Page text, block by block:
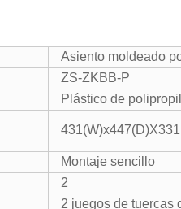
Asiento moldeado
ZS-ZKBB-P
Plástico de
Montaje sencillo
2
2 juegos de tuercas